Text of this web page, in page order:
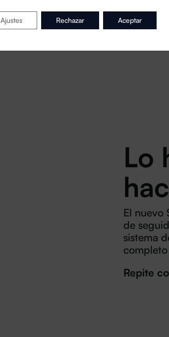
Lo
El nuevo
de
sistema
Repite
Aceptar
Rechazar
Ajustes